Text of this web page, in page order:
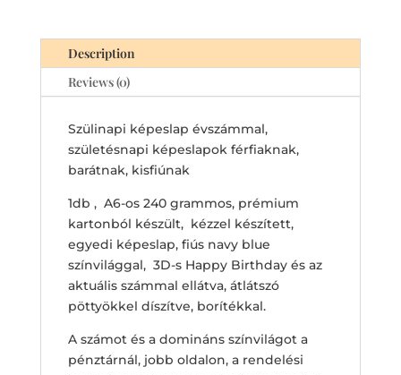
férfiaknak,
barátnak,
kisfiúnak
Description
Reviews (0)
Szülinapi képeslap évszámmal,
születésnapi képeslapok férfiaknak,
barátnak, kisfiúnak
1db , A6-os 240 grammos, prémium
kartonból készült, kézzel készített,
egyedi képeslap, fiús navy blue
színvilággal, 3D-s Happy Birthday és az
aktuális számmal ellátva, átlátszó
pöttyökkel díszítve, borítékkal.
A számot és a domináns színvilágot a
pénztárnál, jobb oldalon, a rendelési